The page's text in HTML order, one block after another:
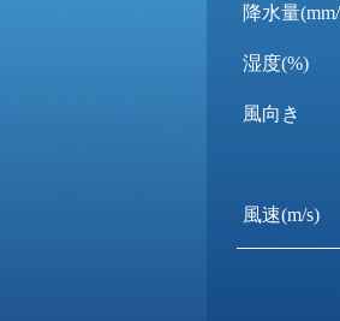
降水量
湿度(%)
風向き
風速(m/s)